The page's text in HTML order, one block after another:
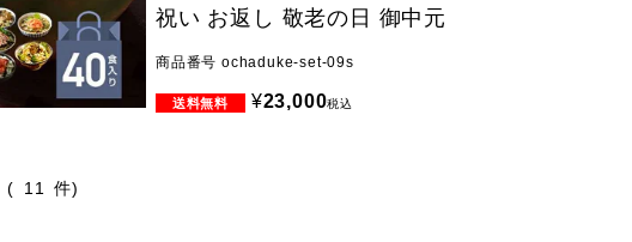
祝い お返し 敬老の日 御中元
商品番号 ochaduke-set-09s
¥23,000税込
11